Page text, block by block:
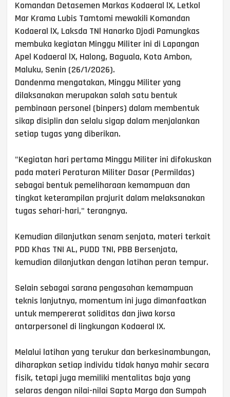
Komandan Detasemen Markas Kodaeral lX, Letkol
Mar Krama Lubis Tamtomi mewakili Komandan
Kodaeral lX, Laksda TNl Hanarko Djodi Pamungkas
membuka kegiatan Minggu Militer ini di Lapangan
Apel Kodaeral lX, Halong, Baguala, Kota Ambon,
Maluku, Senin (26/1/2026).
Dandenma mengatakan, Minggu Militer yang
dilaksanakan merupakan salah satu bentuk
pembinaan personel (binpers) dalam membentuk
sikap disiplin dan selalu sigap dalam menjalankan
setiap tugas yang diberikan.
"Kegiatan hari pertama Minggu Militer ini difokuskan
pada materi Peraturan Militer Dasar (Permildas)
sebagai bentuk pemeliharaan kemampuan dan
tingkat keterampilan prajurit dalam melaksanakan
tugas sehari-hari," terangnya.
Kemudian dilanjutkan senam senjata, materi terkait
PDD Khas TNI AL, PUDD TNI, PBB Bersenjata,
kemudian dilanjutkan dengan latihan peran tempur.
Selain sebagai sarana pengasahan kemampuan
teknis lanjutnya, momentum ini juga dimanfaatkan
untuk mempererat soliditas dan jiwa korsa
antarpersonel di lingkungan Kodaeral IX.
Melalui latihan yang terukur dan berkesinambungan,
diharapkan setiap individu tidak hanya mahir secara
fisik, tetapi juga memiliki mentalitas baja yang
selaras dengan nilai-nilai Sapta Marga dan Sumpah